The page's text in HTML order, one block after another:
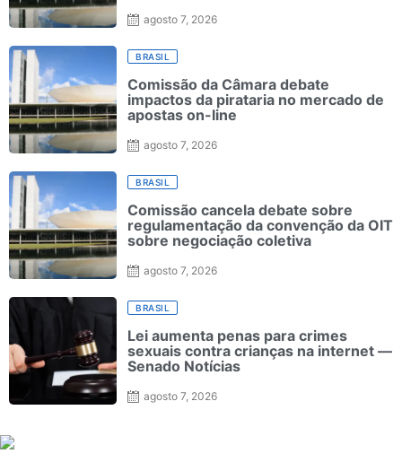
agosto 7, 2026
BRASIL
Comissão da Câmara debate
impactos da pirataria no mercado de
apostas on-line
agosto 7, 2026
BRASIL
Comissão cancela debate sobre
regulamentação da convenção da OIT
sobre negociação coletiva
agosto 7, 2026
BRASIL
Lei aumenta penas para crimes
sexuais contra crianças na internet —
Senado Notícias
agosto 7, 2026